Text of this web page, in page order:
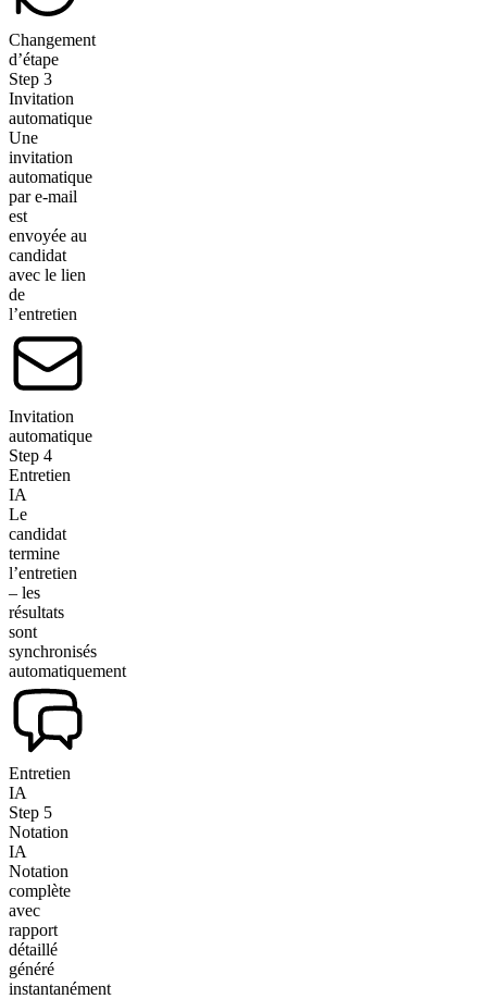
Changement
d’étape
Step 3
Invitation
automatique
Une
invitation
automatique
par e-mail
est
envoyée au
candidat
avec le lien
de
l’entretien
Invitation
automatique
Step 4
Entretien
IA
Le
candidat
termine
l’entretien
– les
résultats
sont
synchronisés
automatiquement
Entretien
IA
Step 5
Notation
IA
Notation
complète
avec
rapport
détaillé
généré
instantanément